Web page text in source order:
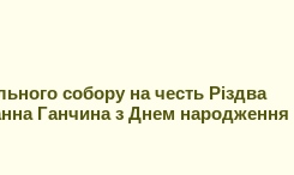
собору на честь Різдва
Ганчина з Днем народження